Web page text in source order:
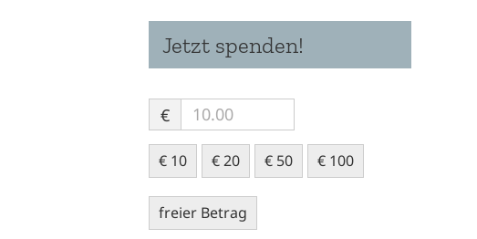
Jetzt spenden!
€
€ 10 € 20 € 50 € 100
freier Betrag